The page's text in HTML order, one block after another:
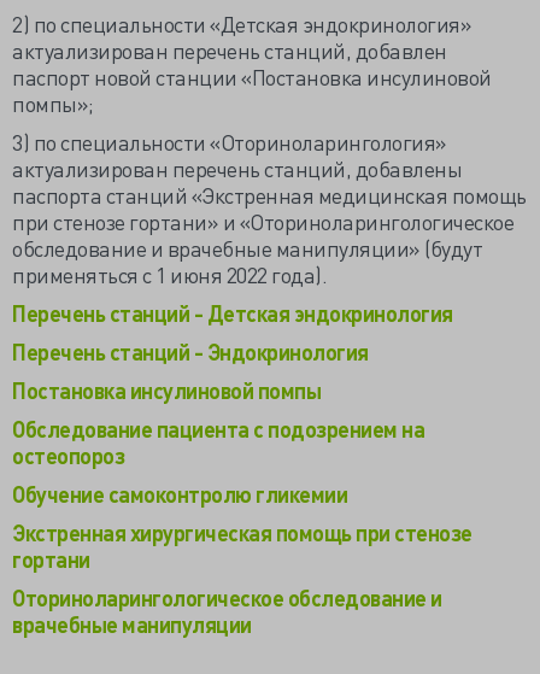
2) по специальности «Детская эндокринология»
актуализирован перечень станций, добавлен
паспорт новой станции «Постановка инсулиновой
помпы»;
3) по специальности «Оториноларингология»
актуализирован перечень станций, добавлены
паспорта станций «Экстренная медицинская помощь
при стенозе гортани» и «Оториноларингологическое
обследование и врачебные манипуляции» (будут
применяться с 1 июня 2022 года).
Перечень станций - Детская эндокринология
Перечень станций - Эндокринология
Постановка инсулиновой помпы
Обследование пациента с подозрением на
остеопороз
Обучение самоконтролю гликемии
Экстренная хирургическая помощь при стенозе
гортани
Оториноларингологическое обследование и
врачебные манипуляции